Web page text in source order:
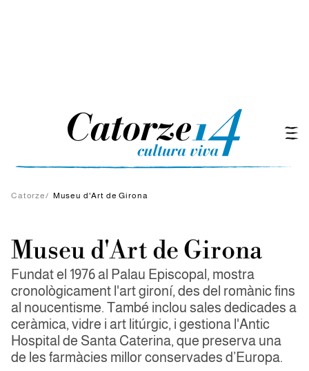
Catorze/ Museu d'Art de Girona
Museu d'Art de Girona
Fundat el 1976 al Palau Episcopal, mostra
cronològicament l'art gironí, des del romànic fins
al noucentisme. També inclou sales dedicades a
ceràmica, vidre i art litúrgic, i gestiona l'Antic
Hospital de Santa Caterina, que preserva una
de les farmàcies millor conservades d’Europa.